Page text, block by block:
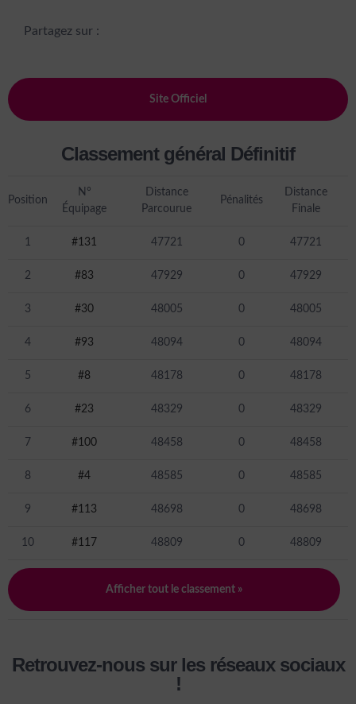
Partagez sur :
Site Officiel
Classement général Définitif
Position
N°
Équipage
Distance
Parcourue
Pénalités
Distance
Finale
1 #131 47721 0 47721
2 #83 47929 0 47929
3 #30 48005 0 48005
4 #93 48094 0 48094
5 #8 48178 0 48178
6 #23 48329 0 48329
7 #100 48458 0 48458
8 #4 48585 0 48585
9 #113 48698 0 48698
10 #117 48809 0 48809
Afficher tout le classement »
Retrouvez-nous sur les réseaux sociaux
!